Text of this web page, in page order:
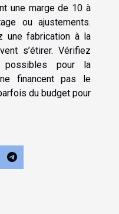
une marge de 10 à
ou ajustements.
une fabrication à la
s’étirer. Vérifiez
pour la
financent pas le
du budget pour